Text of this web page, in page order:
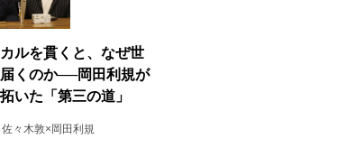
ルを貫くと、なぜ世
くのか──岡田利規が
いた「第三の道」
佐々木敦×岡田利規